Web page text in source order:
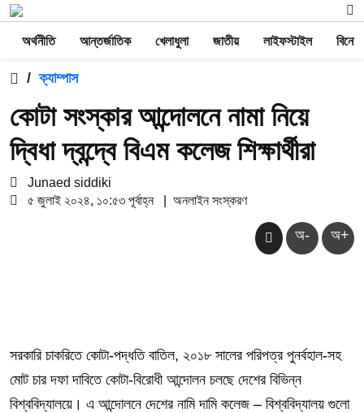
অর্থনীতি আন্তর্জাতিক খেলাধুলা জাতীয় লাইফস্টাইল
/ ক্যাম্পাস
কোটা সংস্কার আন্দোলনে নামা নিয়ে
দ্বিধা দ্বন্দ্বে বিএম কলেজ শিক্ষার্থীরা
Junaed siddiki
৫ জুলাই ২০২৪, ১০:৫৩ পূর্বাহ্ন
অনলাইন সংস্করণ
অ- অ+
সরকারি চাকরিতে কোটা-পদ্ধতি বাতিল, ২০১৮ সালের পরিপত্র পুনর্বহাল-সহ
মোট চার দফা দাবিতে কোটা-বিরোধী আন্দোলন চলছে দেশের বিভিন্ন
বিশ্ববিদ্যালয়ে। এ আন্দোলনে দেশের নামি দামি কলেজ – বিশ্ববিদ্যালয় গুলো